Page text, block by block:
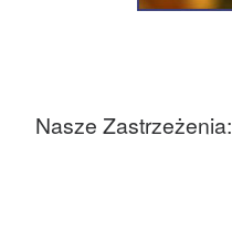
Nasze Zastrzeżenia: